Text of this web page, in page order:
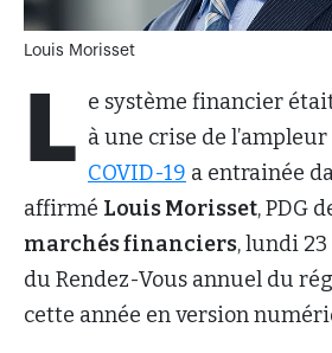
Louis Morisset
L e système financier
à une crise de
COVID-19 a entrainée
affirmé Louis Morisset, PDG
marchés financiers, lundi
du Rendez-Vous annuel du
cette année en version